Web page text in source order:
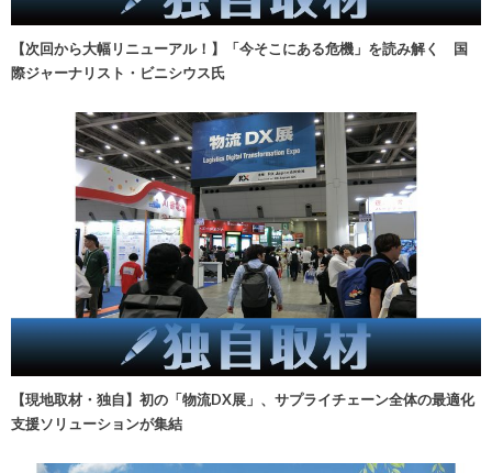
【次回から大幅リニューアル！】「今そこにある危機」を読み解く 国
際ジャーナリスト・ビニシウス氏
【現地取材・独自】初の「物流DX展」、サプライチェーン全体の最適化
支援ソリューションが集結